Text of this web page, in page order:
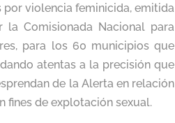
por violencia feminicida, emitida
Comisionada Nacional para
para los 60 municipios que
atentas a la precisión que
de la Alerta en relación
fines de explotación sexual.